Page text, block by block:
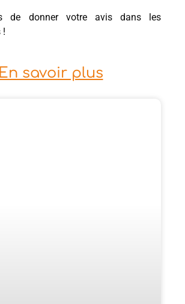
de donner votre avis dans les
!
En savoir plus